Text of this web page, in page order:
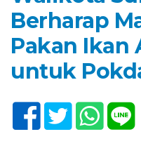
Berharap
Pakan Ikan
untuk